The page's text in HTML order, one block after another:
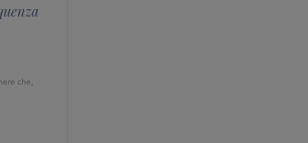
che,